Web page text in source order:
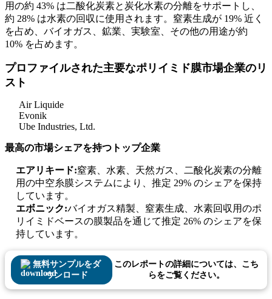
用の約 43% は二酸化炭素と炭化水素の分離をサポートし、
約 28% は水素の回収に使用されます。窒素生成が 19% 近く
を占め、バイオガス、鉱業、実験室、その他の用途が約
10% を占めます。
プロファイルされた主要なポリイミド膜市場企業のリ
スト
Air Liquide
Evonik
Ube Industries, Ltd.
最高の市場シェアを持つトップ企業
エアリキード:窒素、水素、天然ガス、二酸化炭素の分離
用の中空糸膜システムにより、推定 29% のシェアを保持
しています。
エボニック:バイオガス精製、窒素生成、水素回収用のポ
リイミドベースの膜製品を通じて推定 26% のシェアを保
持しています。
無料サンプルをダ
ウンロード
このレポートの詳細については、こち
らをご覧ください。